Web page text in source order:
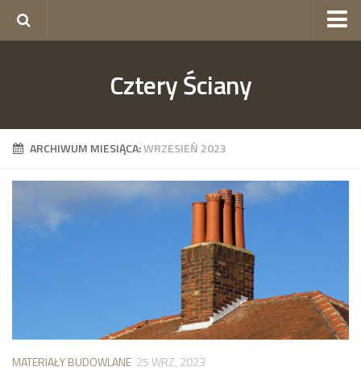
ogrodzenia Szczecin
Cztery Ściany
ARCHIWUM MIESIĄCA:WRZESIEŃ 2023
MATERIAŁY BUDOWLANE 25 WRZ, 2023